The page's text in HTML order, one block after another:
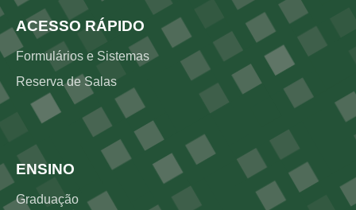
ACESSO RÁPIDO
Formulários e Sistemas
Reserva de Salas
Rodapé 2
ENSINO
Graduação